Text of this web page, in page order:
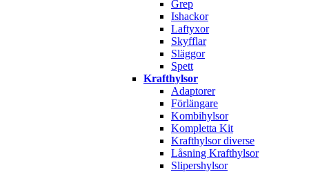
Grep
Ishackor
Laftyxor
Skyfflar
Släggor
Spett
Krafthylsor
Adaptorer
Förlängare
Kombihylsor
Kompletta Kit
Krafthylsor diverse
Låsning Krafthylsor
Slipershylsor